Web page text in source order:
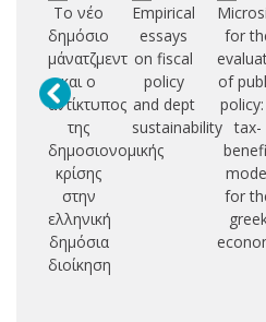
Το νέο
δημόσιο
μάνατζμεντ
και ο
αντίκτυπος
της
δημοσιονομικής
κρίσης
στην
ελληνική
δημόσια
διοίκηση
Empirical
essays
on fiscal
policy
and dept
sustainability
for
of
tax-
for